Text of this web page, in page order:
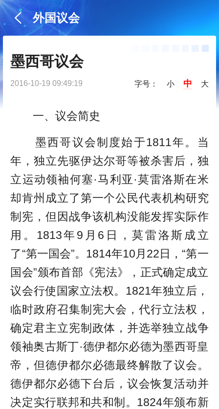
外国议会
墨西哥议会
2016-10-19 09:49:19 字号： 小 中 大
一、议会简史
墨西哥议会制度始于1811年。当
年，独立先驱伊达尔哥等被杀害后，独
立运动领袖何塞·马利亚·莫雷洛斯在米
却肯州成立了第一个公民代表机构研究
制宪，但因战争该机构没能发挥实际作
用。1813年9月6日，莫雷洛斯成立
了“第一国会”。1814年10月22日，“第一
国会”颁布首部《宪法》，正式确定成立
议会行使国家立法权。1821年独立后，
临时政府召集制宪大会，代行立法权，
确定君主立宪制政体，并选举独立战争
领袖奥古斯丁·德伊都尔必德为墨西哥皇
帝，但德伊都尔必德最终解散了议会。
德伊都尔必德下台后，议会恢复活动并
决定实行联邦和共和制。1824年颁布新